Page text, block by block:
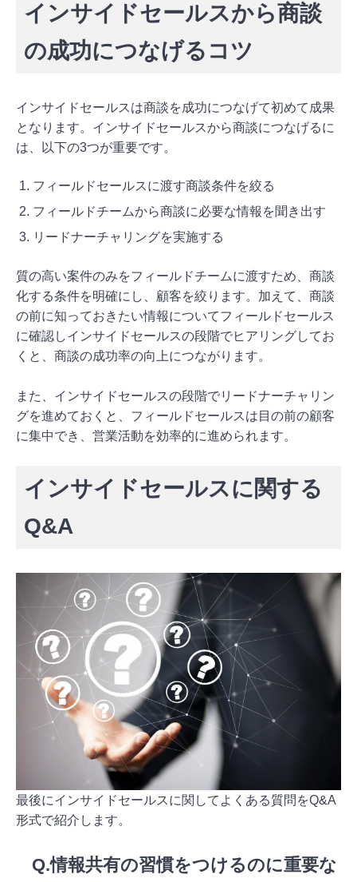
インサイドセールスから商談
の成功につなげるコツ
インサイドセールスは商談を成功につなげて初めて成果
となります。インサイドセールスから商談につなげるに
は、以下の3つが重要です。
フィールドセールスに渡す商談条件を絞る
フィールドチームから商談に必要な情報を聞き出す
リードナーチャリングを実施する
質の高い案件のみをフィールドチームに渡すため、商談
化する条件を明確にし、顧客を絞ります。加えて、商談
の前に知っておきたい情報についてフィールドセールス
に確認しインサイドセールスの段階でヒアリングしてお
くと、商談の成功率の向上につながります。
また、インサイドセールスの段階でリードナーチャリン
グを進めておくと、フィールドセールスは目の前の顧客
に集中でき、営業活動を効率的に進められます。
インサイドセールスに関する
Q&A
最後にインサイドセールスに関してよくある質問をQ&A
形式で紹介します。
Q.情報共有の習慣をつけるのに重要な